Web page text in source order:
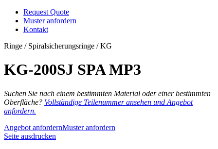
Request Quote
Muster anfordern
Kontakt
Ringe / Spiralsicherungsringe / KG
KG-200SJ SPA MP3
Suchen Sie nach einem bestimmten Material oder einer bestimmten
Oberfläche? Vollständige Teilenummer ansehen und Angebot
anfordern.
Angebot anfordernMuster anfordern
Seite ausdrucken